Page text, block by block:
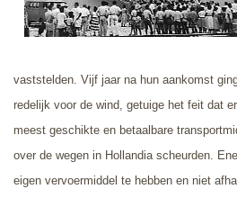
vaststelden. Vijf jaar na hun aankomst
redelijk voor de wind, getuige het feit dat
meest geschikte en betaalbare
over de wegen in Hollandia scheurden.
eigen vervoermiddel te hebben en niet